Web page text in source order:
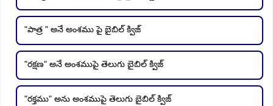
"పాత్ర " అనే అంశము పై బైబిల్ క్విజ్
"రక్షణ" అనే అంశముపై తెలుగు బైబిల్ క్విజ్
"రక్తము" అను అంశముపై తెలుగు బైబిల్ క్విజ్